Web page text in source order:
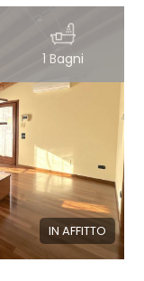
1 Bagni
IN AFFITTO